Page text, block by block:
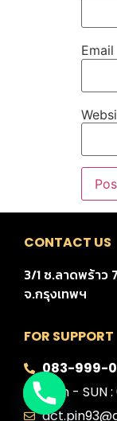
Email
CONTACT US
3/1 ซ.ลาดพร้าว
จ.กรุงเทพฯ
FOR SUPPORT
083-999-
Mon - SUN